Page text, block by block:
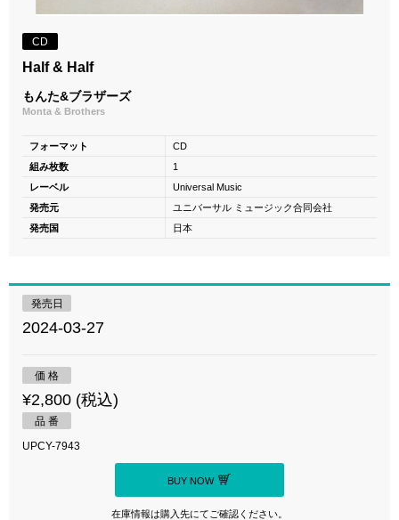
CD
Half & Half
もんた&ブラザーズ
Monta & Brothers
フォーマット
CD
組み枚数
1
レーベル
Universal Music
発売元
ユニバーサル ミュージック合同会社
発売国
日本
発売日
2024-03-27
価 格
¥2,800 (税込)
品 番
UPCY-7943
BUY NOW
在庫情報は購入先にてご確認ください。